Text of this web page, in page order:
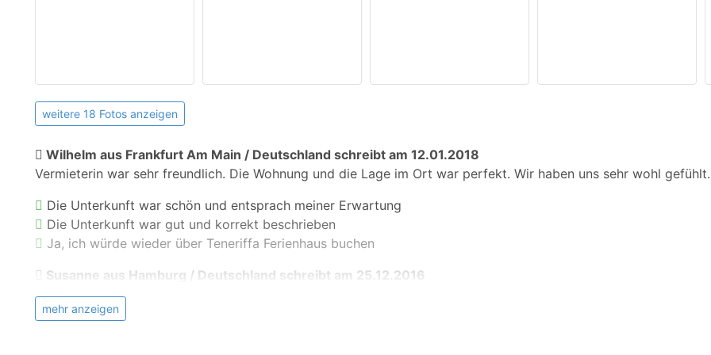
weitere 18 Fotos anzeigen
Wilhelm aus Frankfurt Am Main / Deutschland schreibt am 12.01.2018
Vermieterin war sehr freundlich. Die Wohnung und die Lage im Ort war perfekt. Wir haben uns sehr wohl gefühlt.
Die Unterkunft war schön und entsprach meiner Erwartung
Die Unterkunft war gut und korrekt beschrieben
Ja, ich würde wieder über Teneriffa Ferienhaus buchen
Susanne aus Hamburg / Deutschland schreibt am 25.12.2016
Super Lage, Balkone sehr schön, Vermieter sehr freundlich
Die Unterkunft war schön und entsprach meiner Erwartung
mehr anzeigen